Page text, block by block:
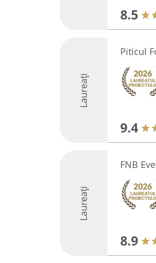
8.5
Laureați
Piticul
9.4
Laureați
FNB
8.9